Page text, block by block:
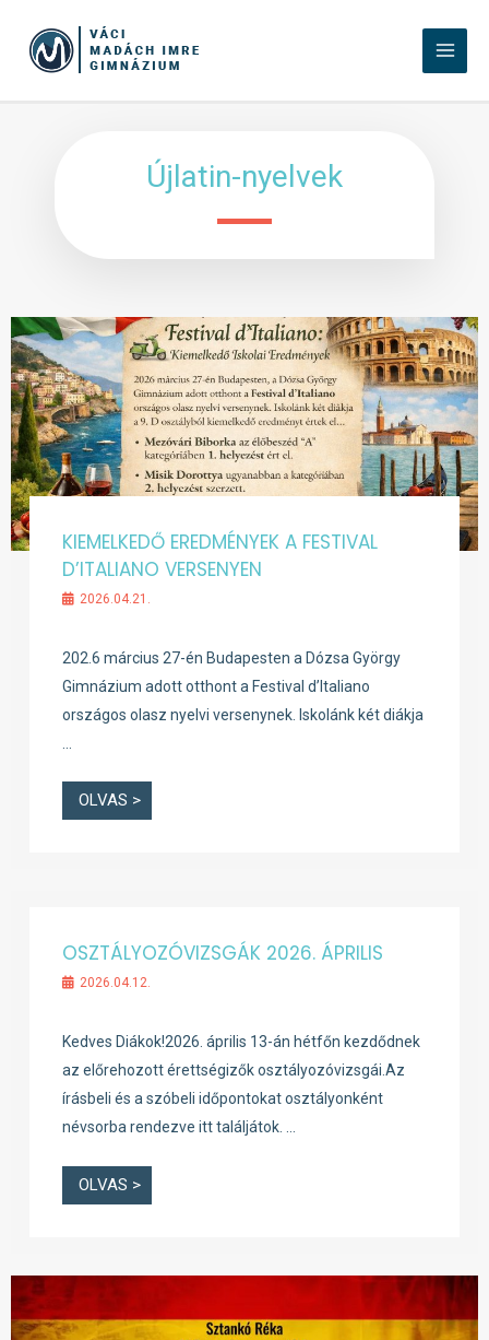
Újlatin-nyelvek
KIEMELKEDŐ EREDMÉNYEK A FESTIVAL
D’ITALIANO VERSENYEN
2026.04.21.
202.6 március 27-én Budapesten a Dózsa György
Gimnázium adott otthont a Festival d’Italiano
országos olasz nyelvi versenynek. Iskolánk két diákja
OLVAS >
OSZTÁLYOZÓVIZSGÁK 2026. ÁPRILIS
2026.04.12.
Kedves Diákok!2026. április 13-án hétfőn kezdődnek
az előrehozott érettségizők osztályozóvizsgái.Az
írásbeli és a szóbeli időpontokat osztályonként
névsorba rendezve itt találjátok. …
OLVAS >